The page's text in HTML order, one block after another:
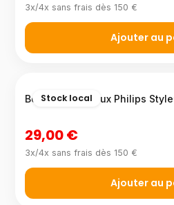
3x/4x sans frais dès 150 €
Ajouter au
Stock local
Boucleur cheveux Philips
29,00 €
3x/4x sans frais dès 150 €
Ajouter au